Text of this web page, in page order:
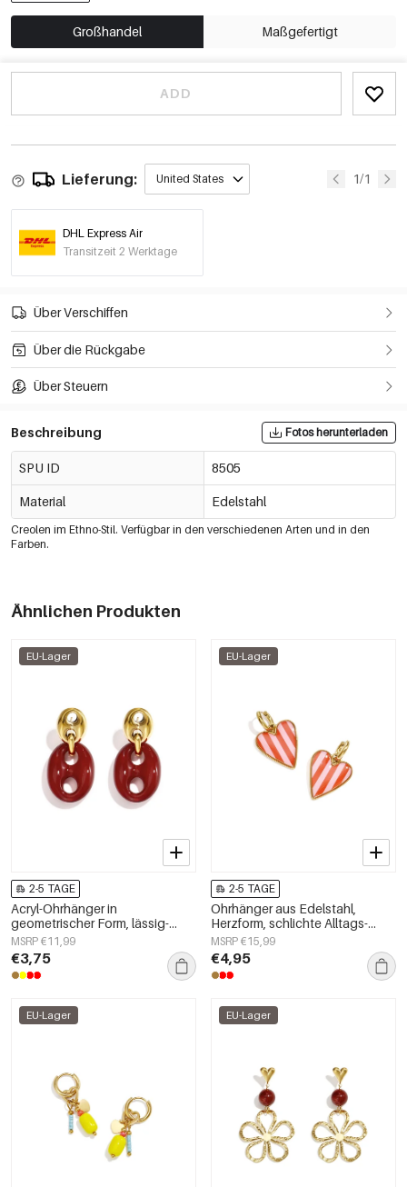
Großhandel Maßgefertigt
ADD
Lieferung: United States 1/1
DHL Express Air
Transitzeit 2 Werktage
Über Verschiffen
Über die Rückgabe
Über Steuern
Beschreibung Fotos herunterladen
SPU ID 8505
Material Edelstahl
Creolen im Ethno-Stil. Verfügbar in den verschiedenen Arten und in den
Farben.
Ähnlichen Produkten
EU-Lager
2-5 TAGE
Acryl-Ohrhänger in
geometrischer Form, lässig-
schlichte Serie, Damenschmuck
MSRP €11,99
€3,75
EU-Lager
2-5 TAGE
Ohrhänger aus Edelstahl,
Herzform, schlichte Alltags-
Serie, Damenschmuck
MSRP €15,99
€4,95
EU-Lager EU-Lager